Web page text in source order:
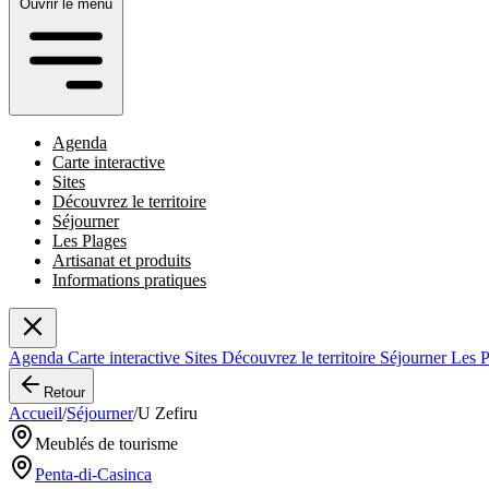
Ouvrir le menu
Agenda
Carte interactive
Sites
Découvrez le territoire
Séjourner
Les Plages
Artisanat et produits
Informations pratiques
Agenda Carte interactive Sites Découvrez le territoire SéjournerLes
Retour
Accueil/Séjourner/U Zefiru
Meublés de tourisme
Penta-di-Casinca